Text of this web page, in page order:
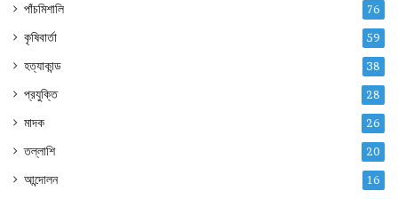
পাঁচমিশালি 76
কৃষিবার্তা 59
হত্যাকান্ড 38
প্রযুক্তি 28
মাদক 26
তল্লাশি 20
আন্দোলন 16